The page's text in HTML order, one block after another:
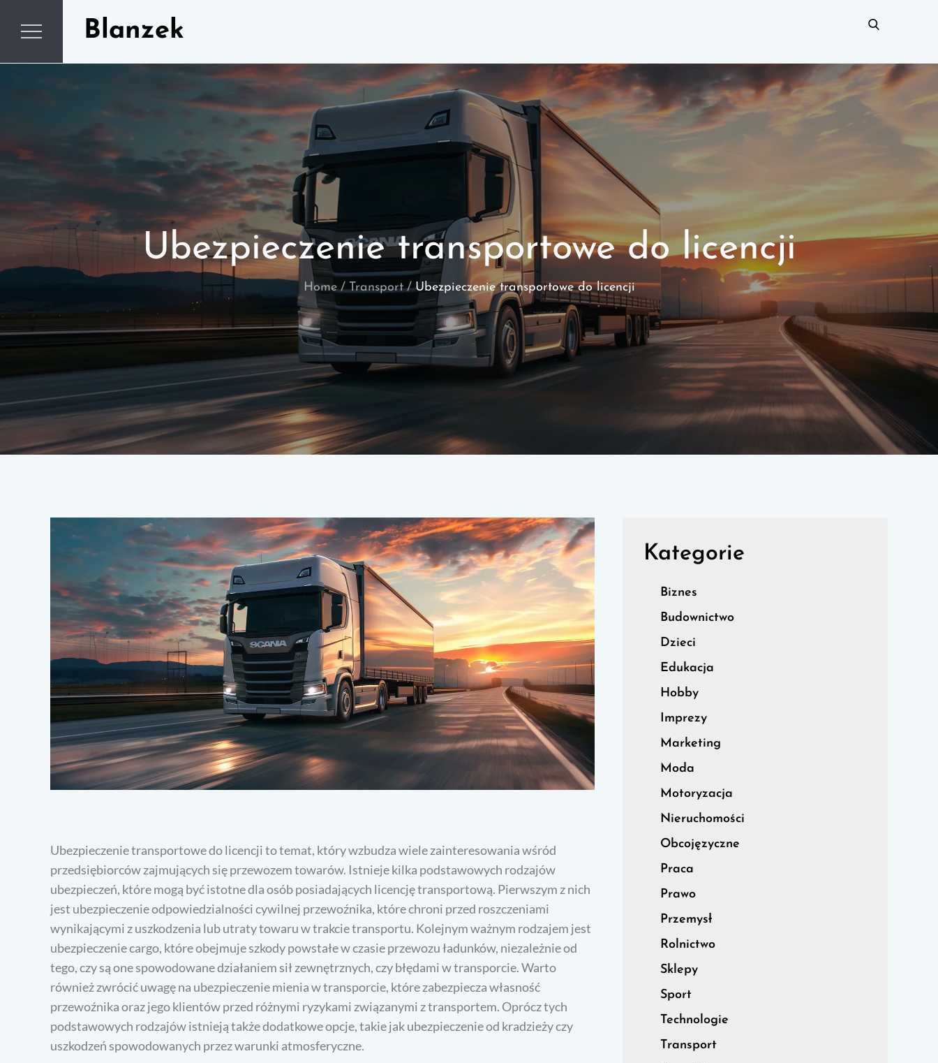
Blanzek
Ubezpieczenie transportowe do licencji
Home Transport Ubezpieczenie transportowe do licencji
Ubezpieczenie transportowe do licencji to temat, który wzbudza wiele zainteresowania wśród
przedsiębiorców zajmujących się przewozem towarów. Istnieje kilka podstawowych rodzajów
ubezpieczeń, które mogą być istotne dla osób posiadających licencję transportową. Pierwszym z nich
jest ubezpieczenie odpowiedzialności cywilnej przewoźnika, które chroni przed roszczeniami
wynikającymi z uszkodzenia lub utraty towaru w trakcie transportu. Kolejnym ważnym rodzajem jest
ubezpieczenie cargo, które obejmuje szkody powstałe w czasie przewozu ładunków, niezależnie od
tego, czy są one spowodowane działaniem sił zewnętrznych, czy błędami w transporcie. Warto
również zwrócić uwagę na ubezpieczenie mienia w transporcie, które zabezpiecza własność
przewoźnika oraz jego klientów przed różnymi ryzykami związanymi z transportem. Oprócz tych
podstawowych rodzajów istnieją także dodatkowe opcje, takie jak ubezpieczenie od kradzieży czy
uszkodzeń spowodowanych przez warunki atmosferyczne.
Kategorie
Biznes
Budownictwo
Dzieci
Edukacja
Hobby
Imprezy
Marketing
Moda
Motoryzacja
Nieruchomości
Obcojęzyczne
Praca
Prawo
Przemysł
Rolnictwo
Sklepy
Sport
Technologie
Transport